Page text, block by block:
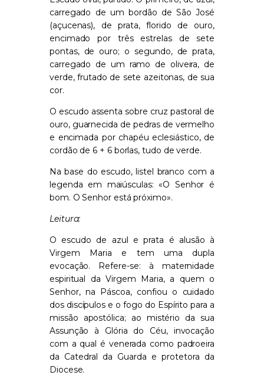
carregado de um bordão de São José
(açucenas), de prata, florido de ouro,
encimado por três estrelas de sete
pontas, de ouro; o segundo, de prata,
carregado de um ramo de oliveira, de
verde, frutado de sete azeitonas, de sua
cor.
O escudo assenta sobre cruz pastoral de
ouro, guarnecida de pedras de vermelho
e encimada por chapéu eclesiástico, de
cordão de 6 + 6 borlas, tudo de verde.
Na base do escudo, listel branco com a
legenda em maiúsculas: «O Senhor é
bom. O Senhor está próximo».
Leitura:
O escudo de azul e prata é alusão à
Virgem Maria e tem uma dupla
evocação. Refere-se: à maternidade
espiritual da Virgem Maria, a quem o
Senhor, na Páscoa, confiou o cuidado
dos discípulos e o fogo do Espírito para a
missão apostólica; ao mistério da sua
Assunção à Glória do Céu, invocação
com a qual é venerada como padroeira
da Catedral da Guarda e protetora da
Diocese.